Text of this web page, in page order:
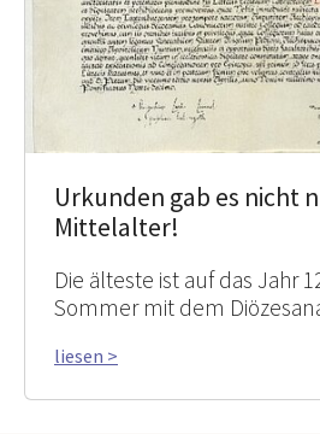
Urkunden gab es nicht
Mittelalter!
Die älteste ist auf das Jahr
Sommer mit dem
liesen >